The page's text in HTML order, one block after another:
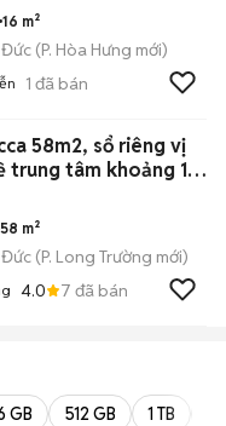
16 m²
Đức (P. Hòa Hưng mới)
1 đã bán
58m2, sổ riêng vị
trung tâm khoảng 15
58 m²
Đức (P. Long Trường mới)
4.0 7 đã bán
GB 512 GB 1 TB